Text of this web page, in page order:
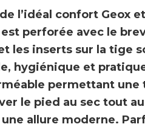
l’idéal confort Geox
perforée avec le
les inserts sur la tige
, hygiénique et
permettant une
le pied au sec tout
allure moderne.